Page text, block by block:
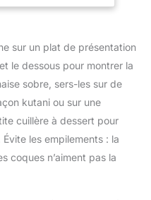
par
n ° 7 (non
【Conception
et compacte】 La
de poche a la
qu'une carte,
et légère, ce qui
de cuisine
Multiples: 6
de mesure: g, oz,
ct, gn, elle peut
pour peser de
objets tels que du
poudre, du café,
de la levure, des
pour animaux,
sur un plat de présentation
le dessous pour montrer la
sobre, sers-les sur de
kutani ou sur une
cuillère à dessert pour
les empilements : la
coques n’aiment pas la